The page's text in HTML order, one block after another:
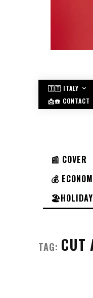
🇮🇹 ITALY
📩☎️ CONTACT
📰 COVER
💰
🏖️HOLIDAY
TAG: CUT